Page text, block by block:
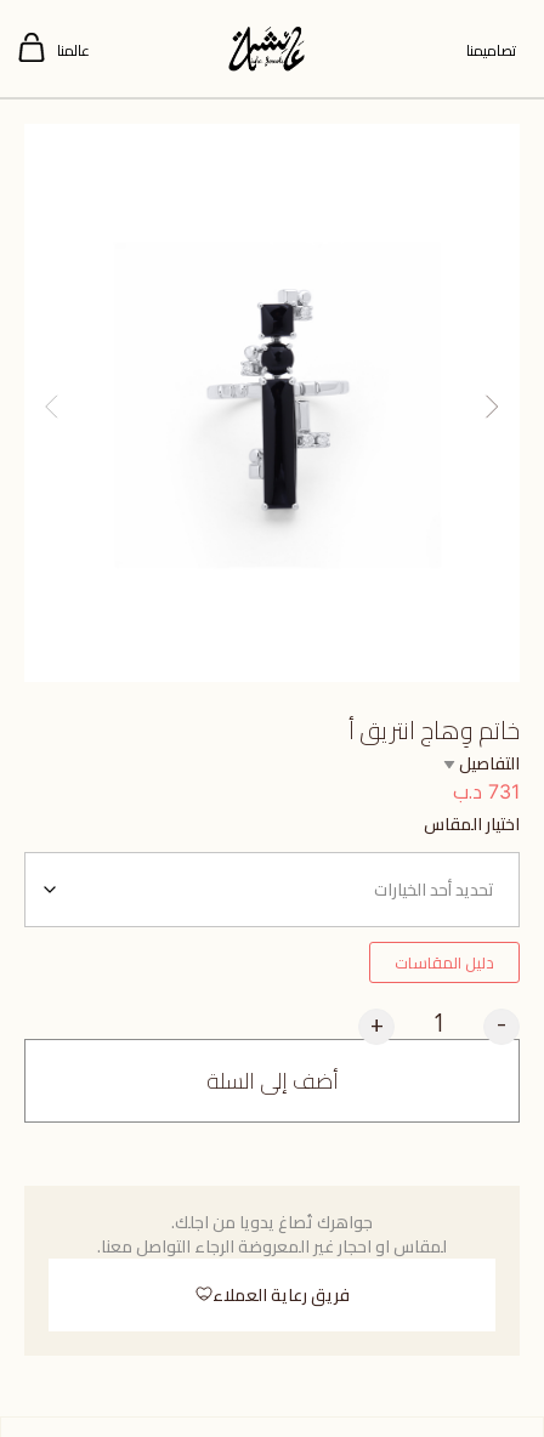
تصاميمنا عالمنا
خاتم وِهاج انتريق أ
التفاصيل
731 د.ب
اختيار المقاس
دليل المقاسات
-
+
أضف إلى السلة
جواهرك تُصاغ يدويا من اجلك.
لمقاس او احجار غير المعروضة الرجاء التواصل معنا.
فريق رعاية العملاء